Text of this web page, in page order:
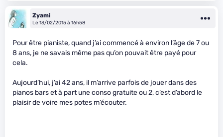
Zyami
Le 13/02/2015 à 16h58
Pour être pianiste, quand j’ai commencé à environ l’âge de 7 ou
8 ans, je ne savais même pas qu’on pouvait être payé pour
cela.
Aujourd’hui, j’ai 42 ans, il m’arrive parfois de jouer dans des
pianos bars et à part une conso gratuite ou 2, c’est d’abord le
plaisir de voire mes potes m’écouter.